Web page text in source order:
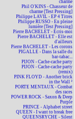
charme
Phil O'KINS - Chasseur de
charme [Test Pressing]
Philippe LAVIL - EP 4 Titres
Philippe RUSSO - En pleine
lumière [Test Pressing]
Pierre BACHELET - Écris-moi
Pierre BACHELET - Elle est
d'ailleurs
Pierre BACHELET - Les corons
PIGALLE - Dans la salle du
bar-tabac...
PIJON - Cache-cache party
PIJON - Cache-cache party
(remix)
PINK FLOYD - Another brick
in the Wall ²
PORTE MENTAUX - Combat
des races
POWER ROCK - Saxon & Deep
Purple
PRINCE - Alphabet street
QUEEN - I want to break free
QUEENSRYCHE - Silent